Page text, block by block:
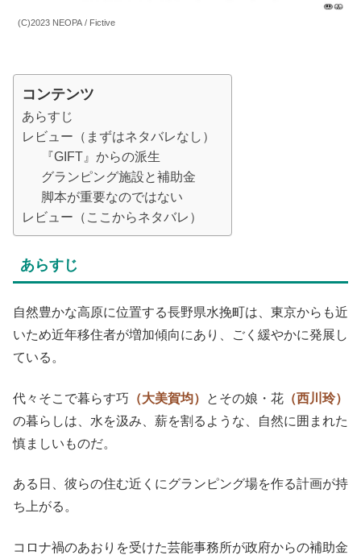
(C)2023 NEOPA / Fictive
コンテンツ
あらすじ
レビュー（まずはネタバレなし）
『GIFT』からの派生
グランピング施設と補助金
脚本が重要なのではない
レビュー（ここからネタバレ）
あらすじ
自然豊かな高原に位置する長野県水挽町は、東京からも近
いため近年移住者が増加傾向にあり、ごく緩やかに発展し
ている。
代々そこで暮らす巧 （大美賀均） とその娘・花 （西川玲）
の暮らしは、水を汲み、薪を割るような、自然に囲まれた
慎ましいものだ。
ある日、彼らの住む近くにグランピング場を作る計画が持
ち上がる。
コロナ禍のあおりを受けた芸能事務所が政府からの補助金